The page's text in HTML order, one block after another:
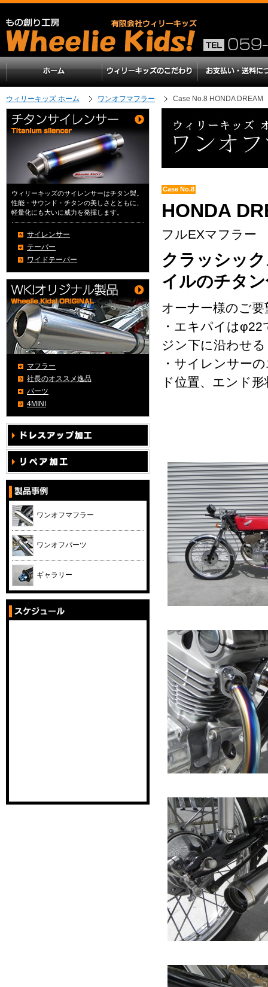
ウィリーキッズ ホーム ワンオフマフラー Case No.8 HONDA DREAM
Case No.8
HONDA
フルEXマフラー
クラッシッ
イルのチタ
オーナー様のご要
・エキパイはφ22
ジン下に沿わせる
・サイレンサー
ド位置、エンド形
ウィリーキッズのサイレンサーはチタン製。
性能・サウンド・チタンの美しさとともに、
軽量化にも大いに威力を発揮します。
サイレンサー
テーパー
ワイドテーパー
マフラー
社長のオススメ逸品
パーツ
4MINI
ワンオフマフラー
ワンオフパーツ
ギャラリー